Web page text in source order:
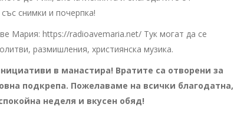
снимки и почерпка!
Мария: https://radioavemaria.net/ Тук могат да се
размишления, християнска музика.
в манастира! Вратите са отворени за
подкрепа. Пожелаваме на всички благодатна,
неделя и вкусен обяд!